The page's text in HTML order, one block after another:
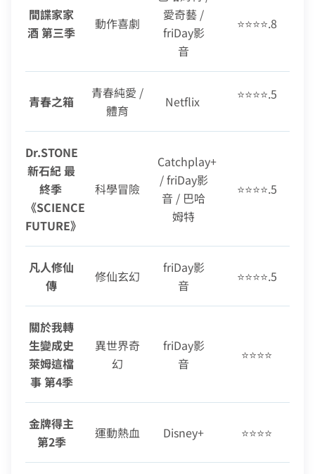
間諜家家
酒 第三季
動作喜劇
愛奇藝 /
friDay影
音
⭐⭐⭐⭐.8
青春之箱
青春純愛 /
體育
Netflix ⭐⭐⭐⭐.5
Dr.STONE
新石紀 最
終季
《SCIENCE
FUTURE》
科學冒險
Catchplay+
/ friDay影
音 / 巴哈
姆特
⭐⭐⭐⭐.5
凡人修仙
傳
修仙玄幻
friDay影
音
⭐⭐⭐⭐.5
關於我轉
生變成史
萊姆這檔
事 第4季
異世界奇
幻
friDay影
音
⭐⭐⭐⭐
金牌得主
第2季
運動熱血 Disney+ ⭐⭐⭐⭐